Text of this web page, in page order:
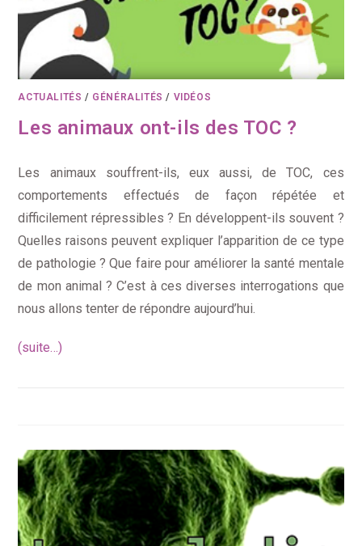
ACTUALITÉS / GÉNÉRALITÉS / VIDÉOS
Les animaux ont-ils des TOC ?
Les animaux souffrent-ils, eux aussi, de TOC, ces
comportements effectués de façon répétée et
difficilement répressibles ? En développent-ils souvent ?
Quelles raisons peuvent expliquer l’apparition de ce type
de pathologie ? Que faire pour améliorer la santé mentale
de mon animal ? C’est à ces diverses interrogations que
nous allons tenter de répondre aujourd’hui.
(suite…)